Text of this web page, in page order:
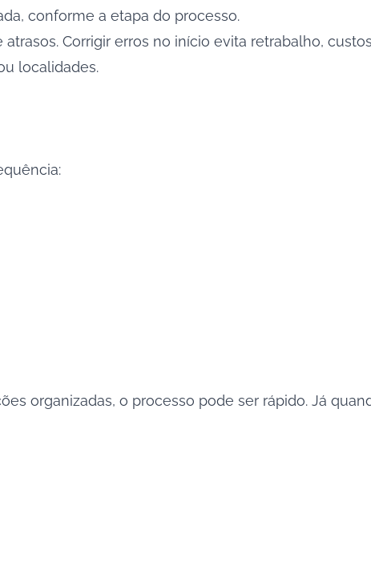
conforme a etapa do processo.
Corrigir erros no início evita retrabalho,
localidades.
organizadas, o processo pode ser rápido. Já